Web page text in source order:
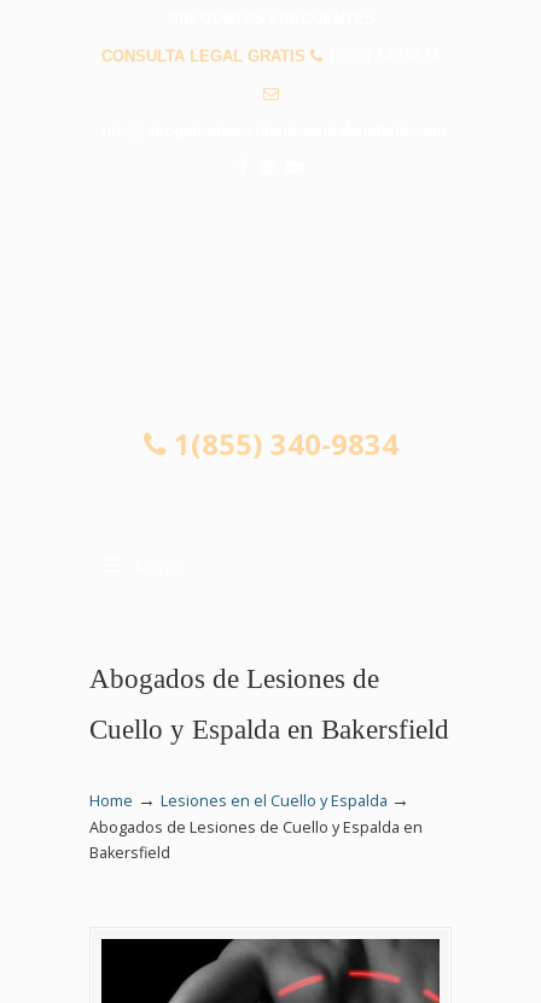
CONSULTA LEGAL GRATIS
1(855) 340-9834
Abogados de Lesiones de
Cuello y Espalda en Bakersfield
Home → Lesiones en el Cuello y Espalda →
Abogados de Lesiones de Cuello y Espalda en
Bakersfield